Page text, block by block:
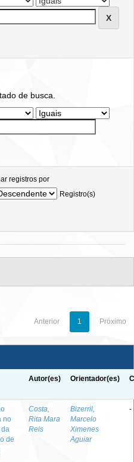
de busca.
registros por
Registro(s)
Anterior 1 Próximo
Autor(es) Orientador(es)
no
da
de
Costa,
Rita Mara
Reis
Bizerril,
Marcelo
Ximenes
Aguiar
-